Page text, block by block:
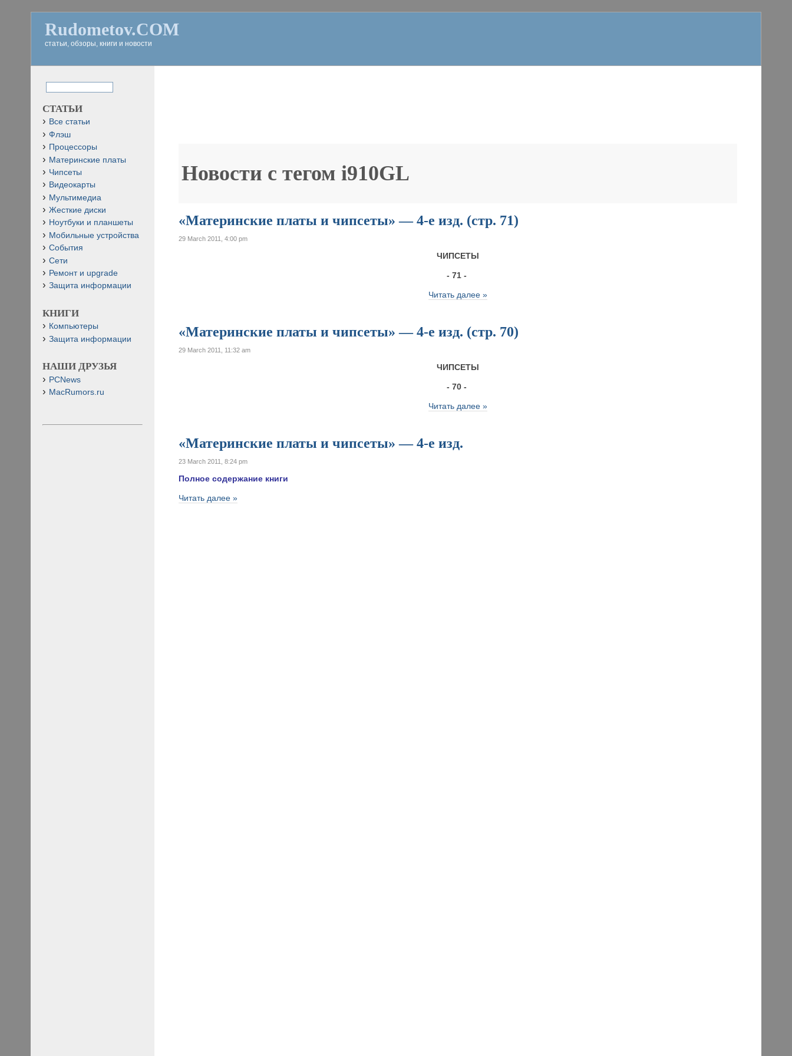
Rudometov.COM
статьи, обзоры, книги и новости
Новости с тегомi910GL
«Материнские платы и чипсеты» — 4-е изд. (стр. 71)
29 March 2011, 4:00 pm
ЧИПСЕТЫ
- 71 -
Читать далее »
«Материнские платы и чипсеты» — 4-е изд. (стр. 70)
29 March 2011, 11:32 am
ЧИПСЕТЫ
- 70 -
Читать далее »
«Материнские платы и чипсеты» — 4-е изд.
23 March 2011, 8:24 pm
Полное содержание книги
Читать далее »
СТАТЬИ
Все статьи
Флэш
Процессоры
Материнские платы
Чипсеты
Видеокарты
Мультимедиа
Жесткие диски
Ноутбуки и планшеты
Мобильные устройства
События
Сети
Ремонт и upgrade
Защита информации
КНИГИ
Компьютеры
Защита информации
НАШИ ДРУЗЬЯ
PCNews
MacRumors.ru